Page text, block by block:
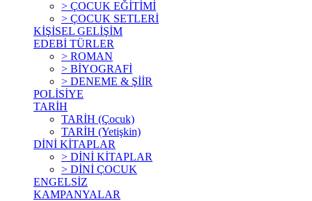
> ÇOCUK EĞİTİMİ
> ÇOCUK SETLERİ
KİŞİSEL GELİŞİM
EDEBİ TÜRLER
> ROMAN
> BİYOGRAFİ
> DENEME & ŞİİR
POLİSİYE
TARİH
TARİH (Çocuk)
TARİH (Yetişkin)
DİNİ KİTAPLAR
> DİNİ KİTAPLAR
> DİNİ ÇOCUK
ENGELSİZ
KAMPANYALAR